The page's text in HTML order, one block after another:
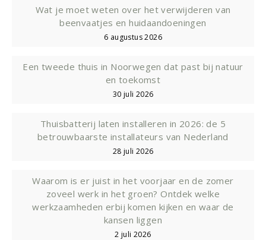
Wat je moet weten over het verwijderen van
beenvaatjes en huidaandoeningen
6 augustus 2026
Een tweede thuis in Noorwegen dat past bij natuur
en toekomst
30 juli 2026
Thuisbatterij laten installeren in 2026: de 5
betrouwbaarste installateurs van Nederland
28 juli 2026
Waarom is er juist in het voorjaar en de zomer
zoveel werk in het groen? Ontdek welke
werkzaamheden erbij komen kijken en waar de
kansen liggen
2 juli 2026